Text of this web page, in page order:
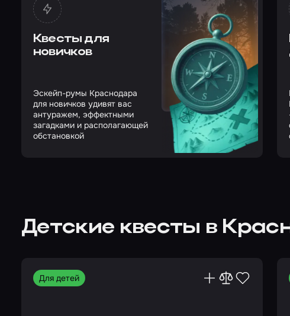
Квесты для
новичков
Эскейп-румы Краснодара
для новичков удивят вас
антуражем, эффектными
загадками и располагающей
обстановкой
Детские квесты в
Для детей